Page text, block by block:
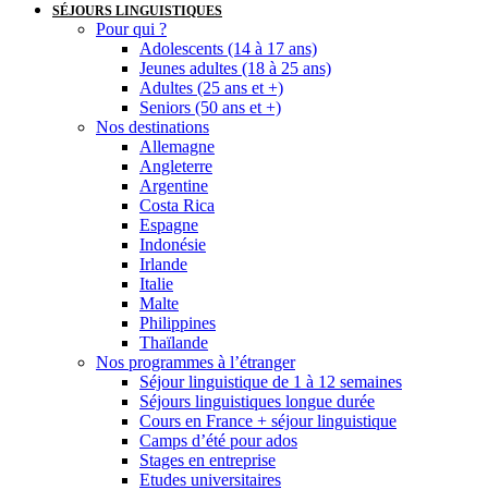
SÉJOURS LINGUISTIQUES
Pour qui ?
Adolescents (14 à 17 ans)
Jeunes adultes (18 à 25 ans)
Adultes (25 ans et +)
Seniors (50 ans et +)
Nos destinations
Allemagne
Angleterre
Argentine
Costa Rica
Espagne
Indonésie
Irlande
Italie
Malte
Philippines
Thaïlande
Nos programmes à l’étranger
Séjour linguistique de 1 à 12 semaines
Séjours linguistiques longue durée
Cours en France + séjour linguistique
Camps d’été pour ados
Stages en entreprise
Etudes universitaires